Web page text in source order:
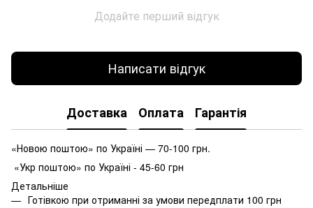
Додайте перший відгук
Написати відгук
Доставка Оплата Гарантія
«Новою поштою» по Україні — 70-100 грн.
«Укр поштою» по Україні - 45-60 грн
Детальніше
Готівкою при отриманні за умови передплати 100 грн